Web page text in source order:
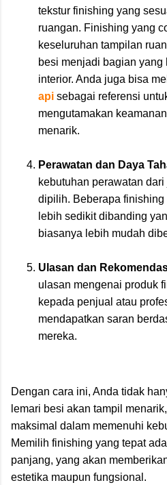
tekstur finishing yang
ruangan. Finishing yang
keseluruhan tampilan
besi menjadi bagian yang
interior. Anda juga bisa
api sebagai referensi
mengutamakan
menarik.
Perawatan dan Daya
kebutuhan perawatan
dipilih. Beberapa
lebih sedikit dibanding
biasanya lebih mudah
Ulasan dan
ulasan mengenai produk
kepada penjual atau
mendapatkan saran
mereka.
Dengan cara ini, Anda tidak
lemari besi akan tampil
maksimal dalam memenuhi
Memilih finishing yang tepat
panjang, yang akan
estetika maupun fungsional.